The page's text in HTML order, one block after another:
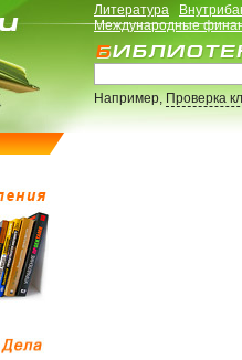
Литература
Международные
Например,Проверка